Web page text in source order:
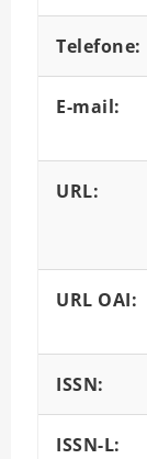
Telefone:
E-mail:
URL:
URL OAI:
ISSN:
ISSN-L: